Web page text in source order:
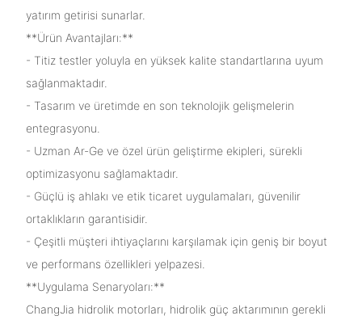
yatırım getirisi sunarlar.
**Ürün Avantajları:**
- Titiz testler yoluyla en yüksek kalite standartlarına uyum
sağlanmaktadır.
- Tasarım ve üretimde en son teknolojik gelişmelerin
entegrasyonu.
- Uzman Ar-Ge ve özel ürün geliştirme ekipleri, sürekli
optimizasyonu sağlamaktadır.
- Güçlü iş ahlakı ve etik ticaret uygulamaları, güvenilir
ortaklıkların garantisidir.
- Çeşitli müşteri ihtiyaçlarını karşılamak için geniş bir boyut
ve performans özellikleri yelpazesi.
**Uygulama Senaryoları:**
ChangJia hidrolik motorları, hidrolik güç aktarımının gerekli